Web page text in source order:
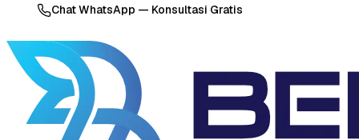
Chat WhatsApp — Konsultasi Gratis